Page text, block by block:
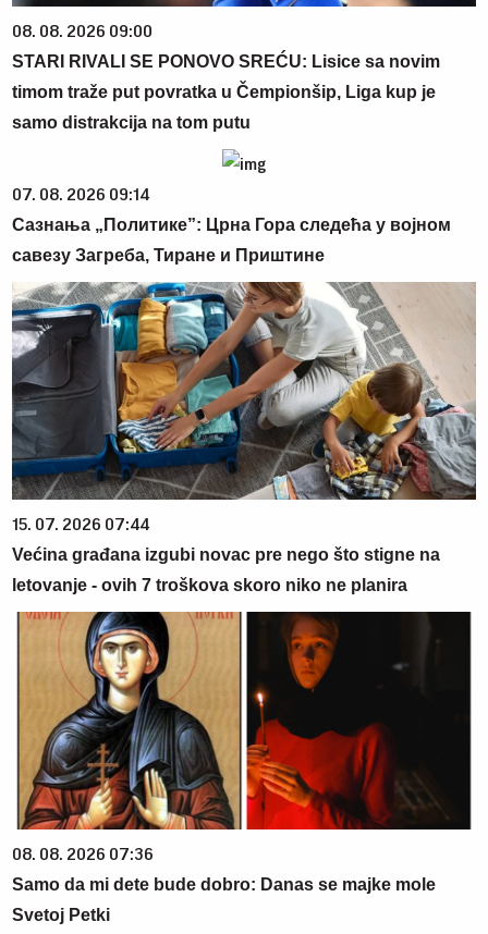
08. 08. 2026 09:00
STARI RIVALI SE PONOVO SREĆU: Lisice sa novim
timom traže put povratka u Čempionšip, Liga kup je
samo distrakcija na tom putu
07. 08. 2026 09:14
Сазнања „Политике”: Црна Гора следећа у војном
савезу Загреба, Тиране и Приштине
15. 07. 2026 07:44
Većina građana izgubi novac pre nego što stigne na
letovanje - ovih 7 troškova skoro niko ne planira
08. 08. 2026 07:36
Samo da mi dete bude dobro: Danas se majke mole
Svetoj Petki